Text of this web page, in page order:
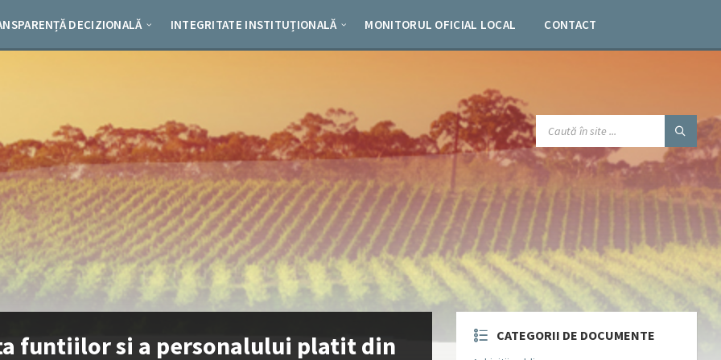
DECIZIONALĂ INTEGRITATE INSTITUȚIONALĂ MONITORUL OFICIAL LOCAL CONTACT
SEARCH:
funtiilor si a personalului platit din
CATEGORII DE DOCUMENTE